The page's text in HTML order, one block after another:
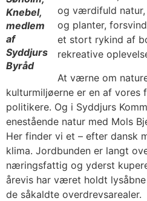
Knebel,
medlem
af
Syddjurs
Byråd
og værdifuld
og planter,
et stort rykind af
rekreative
At værne om
kulturmiljøerne er en af vores
politikere. Og i Syddjurs
enestående natur med Mols
Her finder vi et – efter dansk
klima. Jordbunden er langt
næringsfattig og yderst
årevis har været holdt
de såkaldte overdrevsarealer.